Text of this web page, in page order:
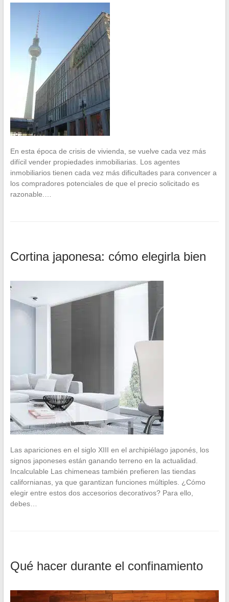
En esta época de crisis de vivienda, se vuelve cada vez más
difícil vender propiedades inmobiliarias. Los agentes
inmobiliarios tienen cada vez más dificultades para convencer a
los compradores potenciales de que el precio solicitado es
razonable.…
Cortina japonesa: cómo elegirla bien
Las apariciones en el siglo XIII en el archipiélago japonés, los
signos japoneses están ganando terreno en la actualidad.
Incalculable Las chimeneas también prefieren las tiendas
californianas, ya que garantizan funciones múltiples. ¿Cómo
elegir entre estos dos accesorios decorativos? Para ello,
debes…
Qué hacer durante el confinamiento